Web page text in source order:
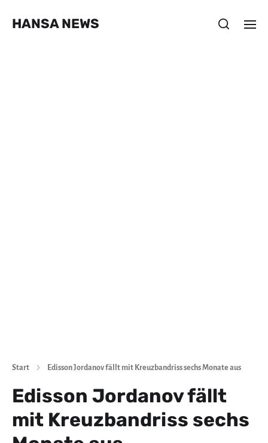
HANSA NEWS
Start Edisson Jordanov fällt mit Kreuzbandriss sechs Monate aus
Edisson Jordanov fällt
mit Kreuzbandriss sechs